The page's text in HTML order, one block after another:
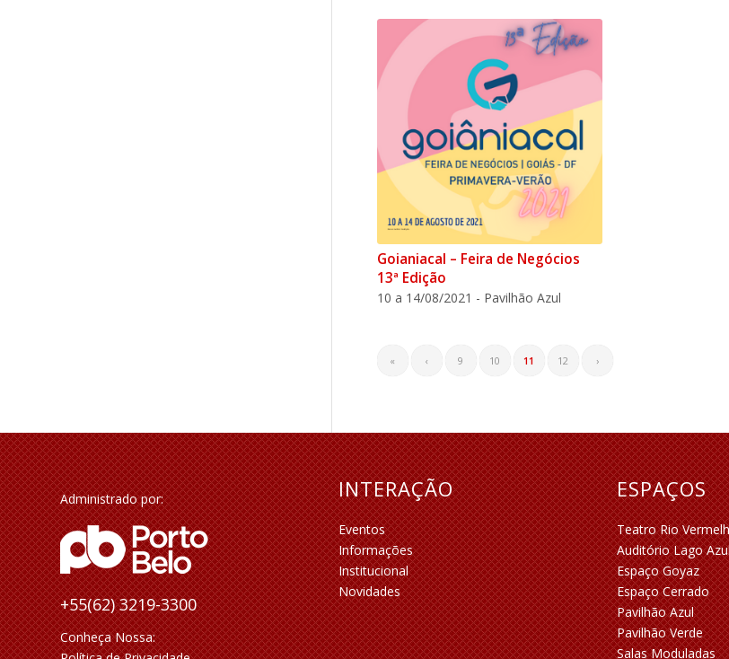
Goianiacal – Feira de Negócios
13ª Edição
10 a 14/08/2021 - Pavilhão Azul
« ‹ 9 10 11 12 ›
Administrado por:
+55(62) 3219-3300
Conheça Nossa:
INTERAÇÃO
Eventos
Informações
Institucional
Novidades
ESPAÇOS
Teatro Rio
Auditório Lago
Espaço Goyaz
Espaço Cerrado
Pavilhão Azul
Pavilhão Verde
Salas Moduladas